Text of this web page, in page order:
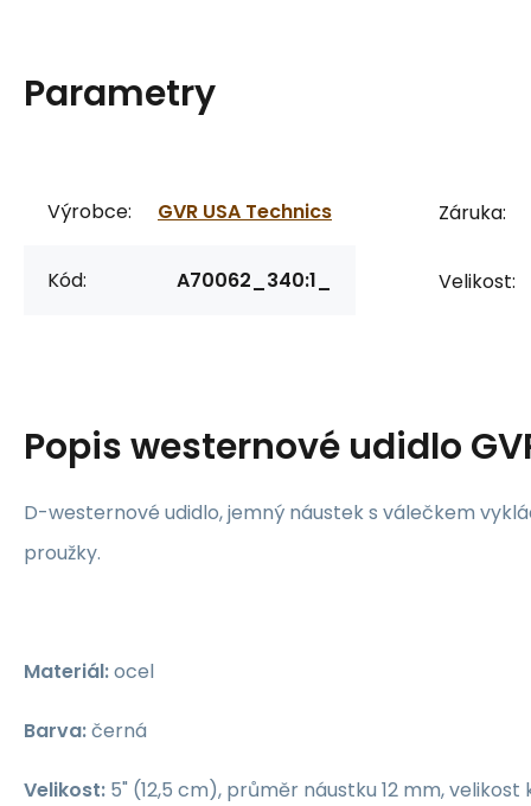
Parametry
Výrobce: GVR USA Technics
Kód: A70062_340:1_
Záruka:
Velikost:
Popiswesternové udidlo
D-westernové udidlo, jemný náustek s válečkem
proužky.
Materiál:ocel
Barva:černá
Velikost: 5" (12,5 cm), průměr náustku 12 mm, velikost